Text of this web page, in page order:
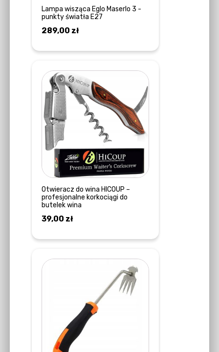
Lampa wisząca Eglo Maserlo 3 -
punkty światła E27
289,00 zł
Otwieracz do wina HICOUP –
profesjonalne korkociągi do
butelek wina
39,00 zł